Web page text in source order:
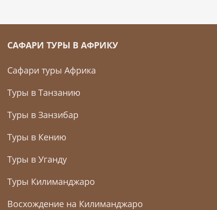
САФАРИ ТУРЫ В АФРИКУ
Сафари туры Африка
Туры в Танзанию
Туры в Занзибар
Туры в Кению
Туры в Уганду
Туры Килиманджаро
Восхождение на Килиманджаро